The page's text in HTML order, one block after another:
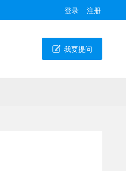
登录 注册
我要提问